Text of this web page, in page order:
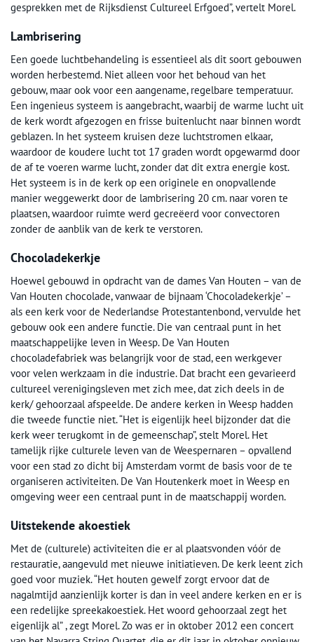
gesprekken met de Rijksdienst Cultureel Erfgoed”, vertelt Morel.
Lambrisering
Een goede luchtbehandeling is essentieel als dit soort gebouwen
worden herbestemd. Niet alleen voor het behoud van het
gebouw, maar ook voor een aangename, regelbare temperatuur.
Een ingenieus systeem is aangebracht, waarbij de warme lucht uit
de kerk wordt afgezogen en frisse buitenlucht naar binnen wordt
geblazen. In het systeem kruisen deze luchtstromen elkaar,
waardoor de koudere lucht tot 17 graden wordt opgewarmd door
de af te voeren warme lucht, zonder dat dit extra energie kost.
Het systeem is in de kerk op een originele en onopvallende
manier weggewerkt door de lambrisering 20 cm. naar voren te
plaatsen, waardoor ruimte werd gecreëerd voor convectoren
zonder de aanblik van de kerk te verstoren.
Chocoladekerkje
Hoewel gebouwd in opdracht van de dames Van Houten – van de
Van Houten chocolade, vanwaar de bijnaam ‘Chocoladekerkje’ –
als een kerk voor de Nederlandse Protestantenbond, vervulde het
gebouw ook een andere functie. Die van centraal punt in het
maatschappelijke leven in Weesp. De Van Houten
chocoladefabriek was belangrijk voor de stad, een werkgever
voor velen werkzaam in die industrie. Dat bracht een gevarieerd
cultureel verenigingsleven met zich mee, dat zich deels in de
kerk/ gehoorzaal afspeelde. De andere kerken in Weesp hadden
die tweede functie niet. “Het is eigenlijk heel bijzonder dat die
kerk weer terugkomt in de gemeenschap”, stelt Morel. Het
tamelijk rijke culturele leven van de Weespernaren – opvallend
voor een stad zo dicht bij Amsterdam vormt de basis voor de te
organiseren activiteiten. De Van Houtenkerk moet in Weesp en
omgeving weer een centraal punt in de maatschappij worden.
Uitstekende akoestiek
Met de (culturele) activiteiten die er al plaatsvonden vóór de
restauratie, aangevuld met nieuwe initiatieven. De kerk leent zich
goed voor muziek. “Het houten gewelf zorgt ervoor dat de
nagalmtijd aanzienlijk korter is dan in veel andere kerken en er is
een redelijke spreekakoestiek. Het woord gehoorzaal zegt het
eigenlijk al” , zegt Morel. Zo was er in oktober 2012 een concert